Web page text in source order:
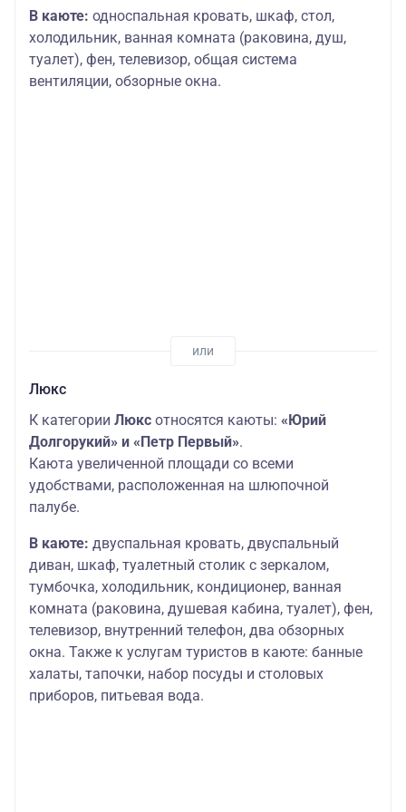
В каюте: односпальная кровать, шкаф, стол,
холодильник, ванная комната (раковина, душ,
туалет), фен, телевизор, общая система
вентиляции, обзорные окна.
Люкс
К категории Люкс относятся каюты: «Юрий
Долгорукий» и «Петр Первый».
Каюта увеличенной площади со всеми
удобствами, расположенная на шлюпочной
палубе.
В каюте: двуспальная кровать, двуспальный
диван, шкаф, туалетный столик с зеркалом,
тумбочка, холодильник, кондиционер, ванная
комната (раковина, душевая кабина, туалет), фен,
телевизор, внутренний телефон, два обзорных
окна. Также к услугам туристов в каюте: банные
халаты, тапочки, набор посуды и столовых
приборов, питьевая вода.